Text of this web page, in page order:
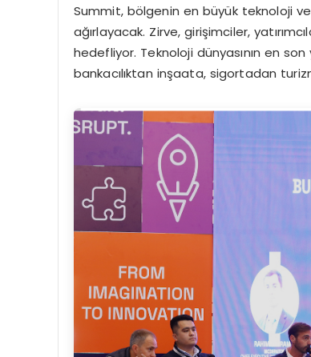
Summit, bölgenin en büyük teknoloji
ağırlayacak. Zirve, girişimciler,
hedefliyor. Teknoloji dünyasının en
bankacılıktan inşaata, sigortadan